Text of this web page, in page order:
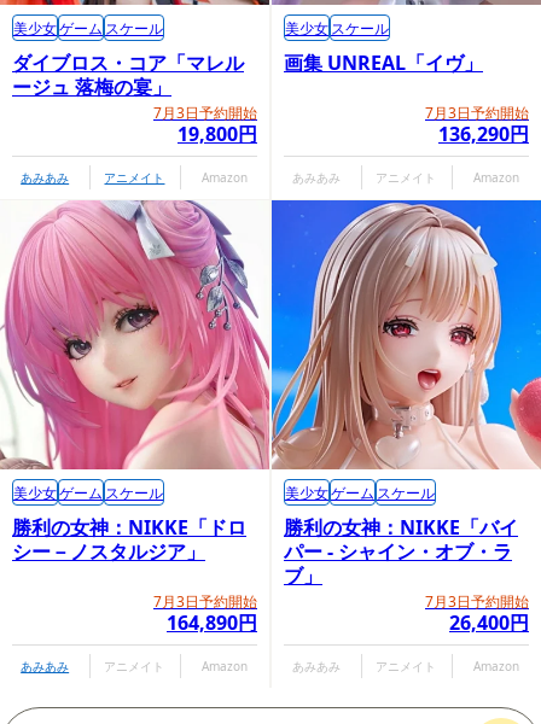
ダイブロス・コア「マレル
ージュ 落梅の宴」
7月3日予約開始
19,800円
美少女ゲーム スケール
あみあみ アニメイト Amazon
画集 UNREAL「イヴ」
7月3日予約開始
136,290円
美少女スケール
あみあみ アニメイト Amazon
勝利の女神：NIKKE「ドロ
シー－ノスタルジア」
7月3日予約開始
164,890円
美少女ゲーム スケール
あみあみ アニメイト Amazon
勝利の女神：NIKKE「バイ
パー - シャイン・オブ・ラ
ブ」
7月3日予約開始
26,400円
美少女ゲーム スケール
あみあみ アニメイト Amazon